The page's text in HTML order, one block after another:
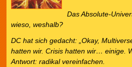
Das Absolute-
wieso, weshalb?
DC hat sich gedacht: „Okay,
hatten wir. Crisis hatten wir… einige.
Antwort: radikal vereinfachen.